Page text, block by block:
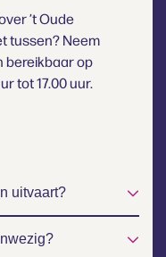
’t Oude
tussen? Neem
bereikbaar op
tot 17.00 uur.
uitvaart?